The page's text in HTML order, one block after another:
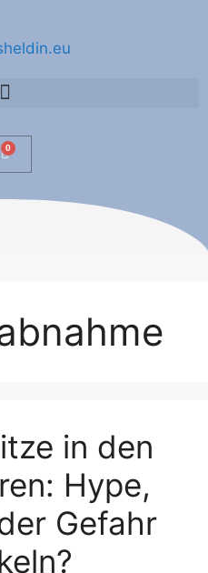
0
in den
Hype,
Gefahr